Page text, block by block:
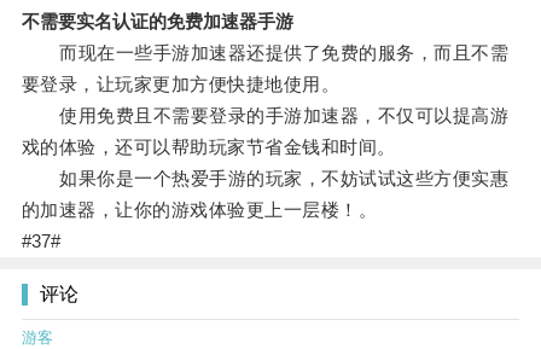
不需要实名认证的免费加速器手游
而现在一些手游加速器还提供了免费的服务，而且不需
要登录，让玩家更加方便快捷地使用。
使用免费且不需要登录的手游加速器，不仅可以提高游
戏的体验，还可以帮助玩家节省金钱和时间。
如果你是一个热爱手游的玩家，不妨试试这些方便实惠
的加速器，让你的游戏体验更上一层楼！。
#37#
评论
游客